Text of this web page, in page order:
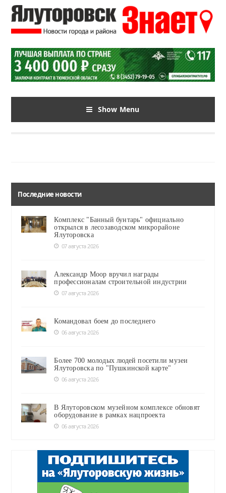
Show Menu
Последние новости
Комплекс "Банный бунтарь" официально
открылся в лесозаводском микрорайоне
Ялуторовска
07 августа 2026
Александр Моор вручил награды
профессионалам строительной индустрии
07 августа 2026
Командовал боем до последнего
06 августа 2026
Более 700 молодых людей посетили музеи
Ялуторовска по "Пушкинской карте"
06 августа 2026
В Ялуторовском музейном комплексе обновят
оборудование в рамках нацпроекта
06 августа 2026